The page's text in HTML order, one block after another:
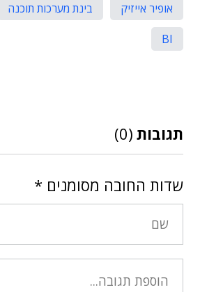
אופיר אייזיק
בינת מערכות תוכנה
BI
תגובות (0)
שדות החובה מסומנים *